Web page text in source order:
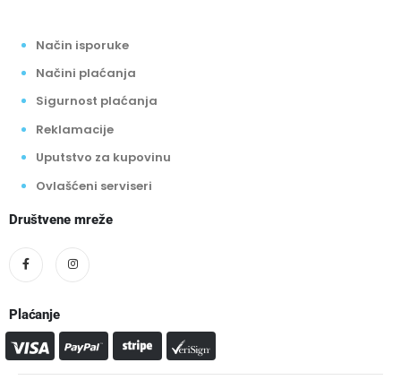
Način isporuke
Načini plaćanja
Sigurnost plaćanja
Reklamacije
Uputstvo za kupovinu
Ovlašćeni serviseri
Društvene mreže
Plaćanje